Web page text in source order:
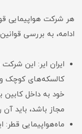
هر شرکت هواپیمایی
ادامه، به بررسی
ایران ایر: این
کالسکه‌های کوچک و
خود به داخل کابین
مجاز باشد، باید
ماه‌هواپیمایی